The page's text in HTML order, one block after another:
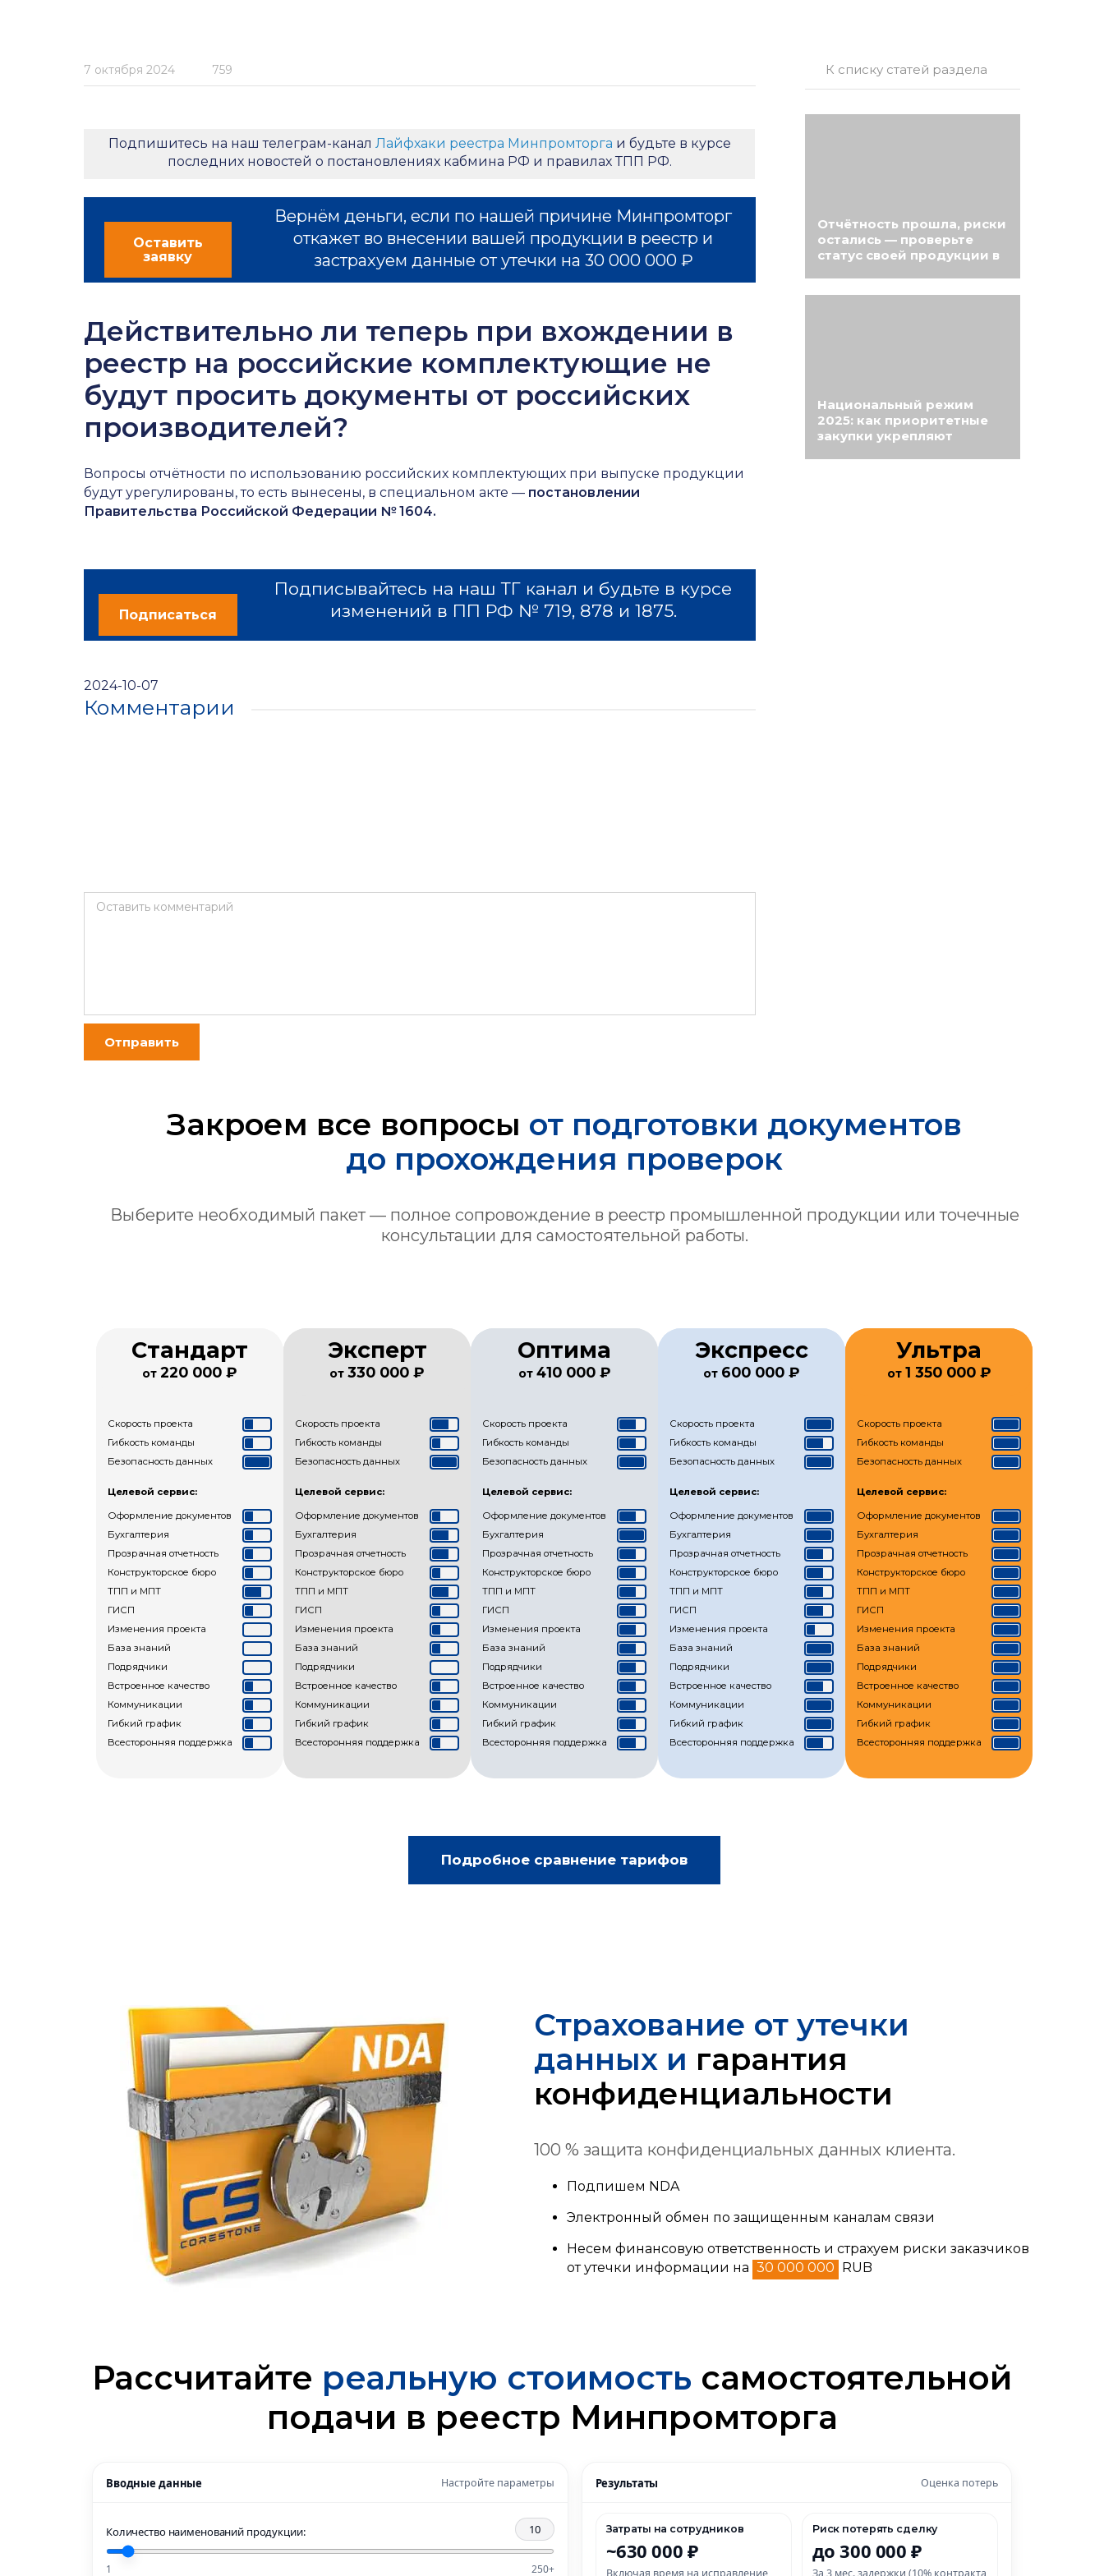
К списку статей раздела
Отчётность прошла, риски
остались — проверьте
статус своей продукции в
Национальный режим
2025: как приоритетные
закупки укрепляют
7 октября 2024 759
Подпишитесь на наш телеграм-канал Лайфхаки реестра Минпромторга и будьте в курсе
последних новостей о постановлениях кабмина РФ и правилах ТПП РФ.
Оставить
заявку
Вернём деньги, если по нашей причине Минпромторг
откажет во внесении вашей продукции в реестр и
застрахуем данные от утечки на 30 000 000 ₽
Действительно ли теперь при вхождении в
реестр на российские комплектующие не
будут просить документы от российских
производителей?
Вопросы отчётности по использованию российских комплектующих при выпуске продукции
будут урегулированы, то есть вынесены, в специальном акте — постановлении
Правительства Российской Федерации № 1604.
Подписаться
Подписывайтесь на наш ТГ канал и будьте в курсе
изменений в ПП РФ № 719, 878 и 1875.
2024-10-07
Комментарии
Оставить комментарий
Отправить
Закроем все вопросы от подготовки документов
до прохождения проверок
Выберите необходимый пакет — полное сопровождение в реестр промышленной продукции или точечные
консультации для самостоятельной работы.
Стандарт
от 220 000 ₽
Скорость проекта
Гибкость команды
Безопасность данных
Целевой сервис:
Оформление документов
Бухгалтерия
Прозрачная отчетность
Конструкторское бюро
ТПП и МПТ
ГИСП
Изменения проекта
База знаний
Подрядчики
Встроенное качество
Коммуникации
Гибкий график
Всесторонняя поддержка
Эксперт
от 330 000 ₽
Скорость проекта
Гибкость команды
Безопасность данных
Целевой сервис:
Оформление документов
Бухгалтерия
Прозрачная отчетность
Конструкторское бюро
ТПП и МПТ
ГИСП
Изменения проекта
База знаний
Подрядчики
Встроенное качество
Коммуникации
Гибкий график
Всесторонняя поддержка
Оптима
от 410 000 ₽
Скорость проекта
Гибкость команды
Безопасность данных
Целевой сервис:
Оформление документов
Бухгалтерия
Прозрачная отчетность
Конструкторское бюро
ТПП и МПТ
ГИСП
Изменения проекта
База знаний
Подрядчики
Встроенное качество
Коммуникации
Гибкий график
Всесторонняя поддержка
Экспресс
от 600 000 ₽
Скорость проекта
Гибкость команды
Безопасность данных
Целевой сервис:
Оформление документов
Бухгалтерия
Прозрачная отчетность
Конструкторское бюро
ТПП и МПТ
ГИСП
Изменения проекта
База знаний
Подрядчики
Встроенное качество
Коммуникации
Гибкий график
Всесторонняя поддержка
Ультра
от 1 350 000 ₽
Скорость проекта
Гибкость команды
Безопасность данных
Целевой сервис:
Оформление документов
Бухгалтерия
Прозрачная отчетность
Конструкторское бюро
ТПП и МПТ
ГИСП
Изменения проекта
База знаний
Подрядчики
Встроенное качество
Коммуникации
Гибкий график
Всесторонняя поддержка
Подробное сравнение тарифов
Страхование от утечки
данных и гарантия
конфиденциальности
100 % защита конфиденциальных данных клиента.
Подпишем NDA
Электронный обмен по защищенным каналам связи
Несем финансовую ответственность и страхуем риски заказчиков
от утечки информации на 30 000 000 RUB
Рассчитайте реальную стоимость самостоятельной
подачи в реестр Минпромторга
Вводные данные Настройте параметры
Количество наименований продукции: 10
1 250+
Результаты Оценка потерь
Затраты на сотрудников
~630 000 ₽
Включая время на исправление
Риск потерять сделку
до 300 000 ₽
За 3 мес. задержки (10% контракта